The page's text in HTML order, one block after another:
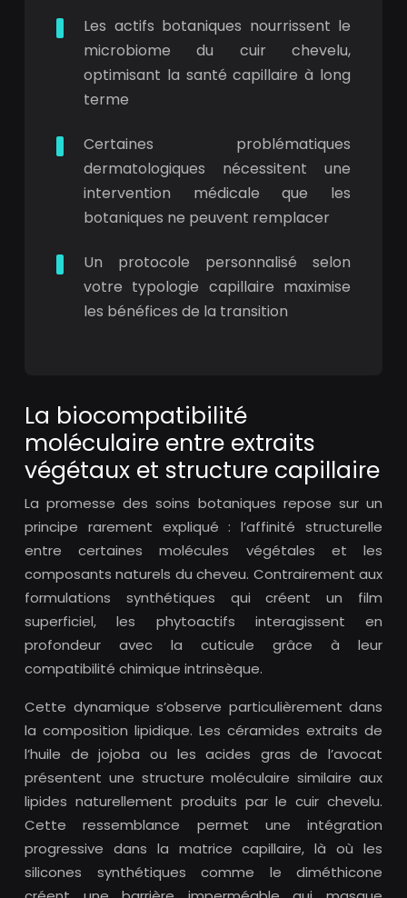
Les actifs botaniques nourrissent le
microbiome du cuir chevelu,
optimisant la santé capillaire à long
terme
Certaines problématiques
dermatologiques nécessitent une
intervention médicale que les
botaniques ne peuvent remplacer
Un protocole personnalisé selon
votre typologie capillaire maximise
les bénéfices de la transition
La biocompatibilité
moléculaire entre extraits
végétaux et structure capillaire
La promesse des soins botaniques repose sur un
principe rarement expliqué : l’affinité structurelle
entre certaines molécules végétales et les
composants naturels du cheveu. Contrairement aux
formulations synthétiques qui créent un film
superficiel, les phytoactifs interagissent en
profondeur avec la cuticule grâce à leur
compatibilité chimique intrinsèque.
Cette dynamique s’observe particulièrement dans
la composition lipidique. Les céramides extraits de
l’huile de jojoba ou les acides gras de l’avocat
présentent une structure moléculaire similaire aux
lipides naturellement produits par le cuir chevelu.
Cette ressemblance permet une intégration
progressive dans la matrice capillaire, là où les
silicones synthétiques comme le diméthicone